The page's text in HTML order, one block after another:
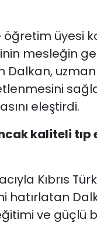
öğretim üyesi
mesleğin
eleştirdi.
kaliteli tıp
Kıbrıs
hatırlatan
ve güçlü